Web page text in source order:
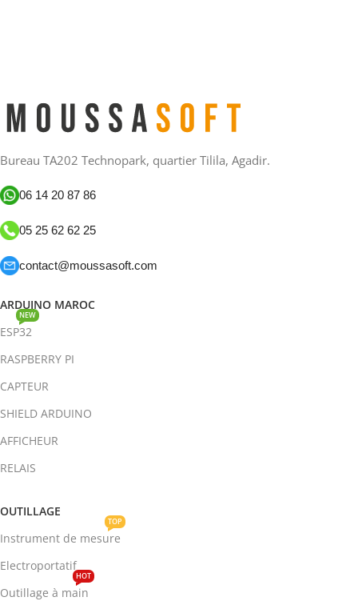
Bureau TA202 Technopark, quartier Tilila, Agadir.
06 14 20 87 86
05 25 62 62 25
contact@moussasoft.com
ARDUINO MAROC
ESP32
NEW
RASPBERRY PI
CAPTEUR
SHIELD ARDUINO
AFFICHEUR
RELAIS
OUTILLAGE
Instrument de mesure
TOP
Electroportatif
Outillage à main
HOT